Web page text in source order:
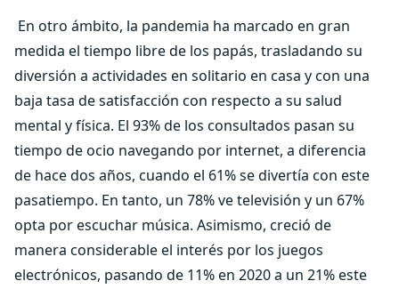
En otro ámbito, la pandemia ha marcado en gran
medida el tiempo libre de los papás, trasladando su
diversión a actividades en solitario en casa y con una
baja tasa de satisfacción con respecto a su salud
mental y física. El 93% de los consultados pasan su
tiempo de ocio navegando por internet, a diferencia
de hace dos años, cuando el 61% se divertía con este
pasatiempo. En tanto, un 78% ve televisión y un 67%
opta por escuchar música. Asimismo, creció de
manera considerable el interés por los juegos
electrónicos, pasando de 11% en 2020 a un 21% este